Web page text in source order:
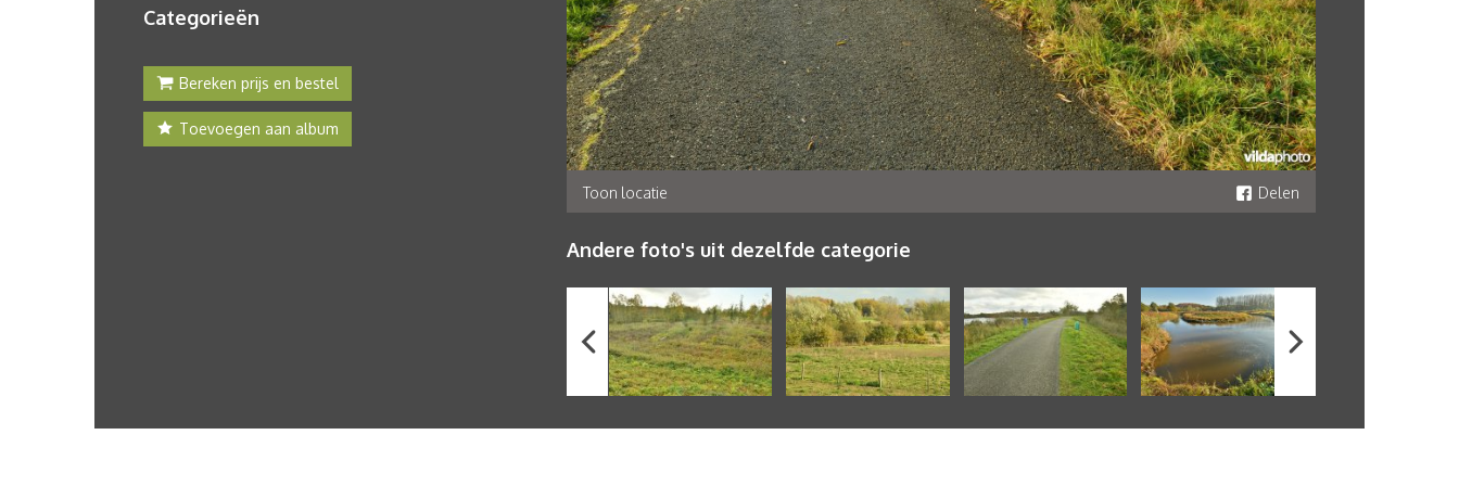
Categorieën
Bereken prijs en bestel
Toevoegen aan album
Toon locatie Delen
Andere foto's uit dezelfde categorie